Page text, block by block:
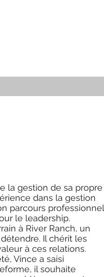
la gestion de sa propre
dans la gestion
parcours professionnel
le leadership.
à River Ranch, un
Il chérit les
à ces relations.
Vince a saisi
il souhaite